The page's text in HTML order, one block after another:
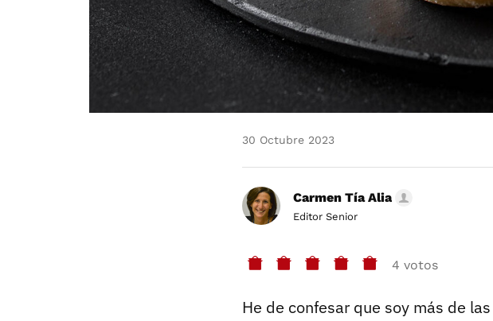
30 Octubre 2023
Carmen Tía Alia
Editor Senior
4 votos
He de confesar que soy más de